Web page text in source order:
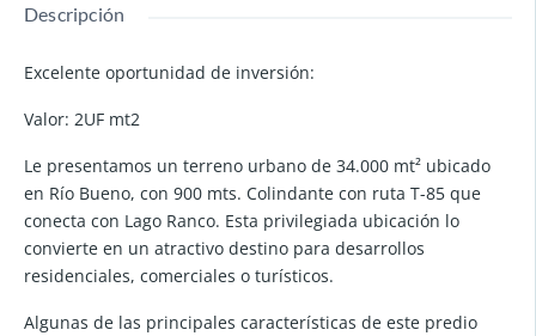
Descripción
Excelente oportunidad de inversión:
Valor: 2UF mt2
Le presentamos un terreno urbano de 34.000 mt² ubicado
en Río Bueno, con 900 mts. Colindante con ruta T-85 que
conecta con Lago Ranco. Esta privilegiada ubicación lo
convierte en un atractivo destino para desarrollos
residenciales, comerciales o turísticos.
Algunas de las principales características de este predio